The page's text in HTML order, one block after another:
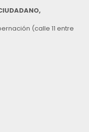
(calle 11 entre